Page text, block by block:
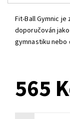
Fit-Ball Gymnic
doporučován
gymnastiku nebo
565